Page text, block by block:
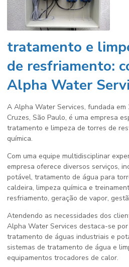
tratamento e
de resfriamento:
Alpha Water
A Alpha Water Services, fundada em
Cruzes, São Paulo, é uma empresa
tratamento e limpeza de torres de
química.
Com uma equipe multidisciplinar
empresa oferece diversos serviços,
potável, tratamento de água para
caldeira, limpeza química e
resfriamento, geração de vapor,
Atendendo as necessidades dos
Alpha Water Services destaca-se
tratamento de águas industriais e
sistemas de tratamento de água e
equipamentos trocadores de calor.